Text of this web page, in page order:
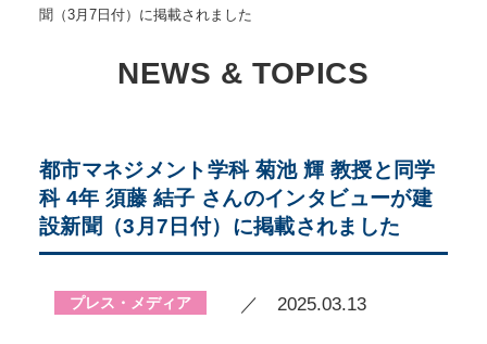
聞（3月7日付）に掲載されました
NEWS & TOPICS
都市マネジメント学科 菊池 輝 教授と同学
科 4年 須藤 結子 さんのインタビューが建
設新聞（3月7日付）に掲載されました
プレス・メディア ／ 2025.03.13